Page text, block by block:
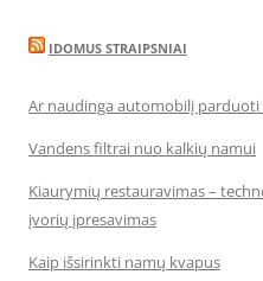
IDOMUS STRAIPSNIAI
Ar naudinga automobilį parduoti
Vandens filtrai nuo kalkių namui
Kiaurymių restauravimas –
įvorių įpresavimas
Kaip išsirinkti namų kvapus